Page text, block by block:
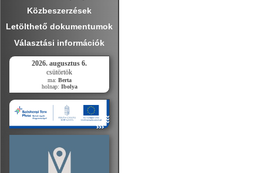
Közbeszerzések
Letölthető dokumentumok
Választási információk
2026. augusztus 6.
csütörtök
ma: Berta
holnap: Ibolya